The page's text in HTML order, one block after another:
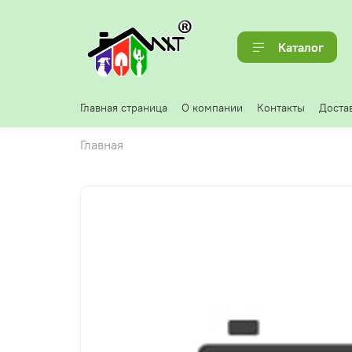
Каталог
Главная страница О компании Контакты
Главная